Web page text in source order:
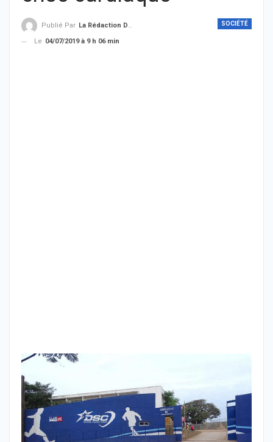
SOCIÉTÉ
Publié Par La Rédaction De THIEYSENEGAL.com
Le 04/07/2019 à 9 h 06 min